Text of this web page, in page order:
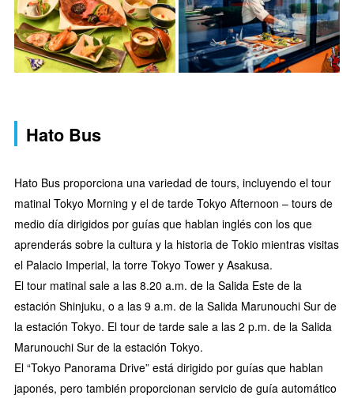
Hato Bus
Hato Bus proporciona una variedad de tours, incluyendo el tour
matinal Tokyo Morning y el de tarde Tokyo Afternoon – tours de
medio día dirigidos por guías que hablan inglés con los que
aprenderás sobre la cultura y la historia de Tokio mientras visitas
el Palacio Imperial, la torre Tokyo Tower y Asakusa.
El tour matinal sale a las 8.20 a.m. de la Salida Este de la
estación Shinjuku, o a las 9 a.m. de la Salida Marunouchi Sur de
la estación Tokyo. El tour de tarde sale a las 2 p.m. de la Salida
Marunouchi Sur de la estación Tokyo.
El “Tokyo Panorama Drive” está dirigido por guías que hablan
japonés, pero también proporcionan servicio de guía automático